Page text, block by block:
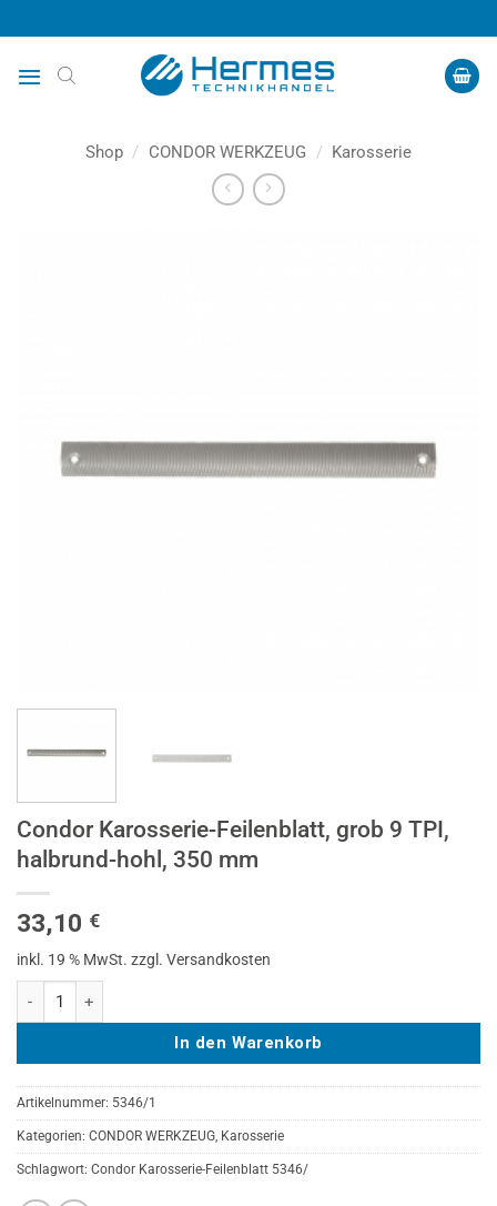
Inhalt
springen
Shop / CONDOR WERKZEUG / Karosserie
Condor Karosserie-Feilenblatt, grob 9 TPI,
halbrund-hohl, 350 mm
33,10 €
inkl. 19 % MwSt. zzgl. Versandkosten
In den Warenkorb
Artikelnummer: 5346/1
Kategorien: CONDOR WERKZEUG, Karosserie
Schlagwort: Condor Karosserie-Feilenblatt 5346/